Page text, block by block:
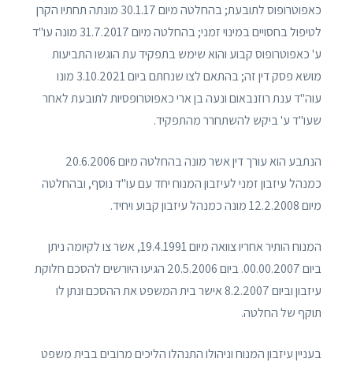
כאפוטרופוס לתובעת; בהחלטה מיום 30.1.17 מונתה תחתיו הקרן
לטיפול בחסויים במינוי זמני; בהחלטה מיום 31.7.2017 מונה עו"ד
ע' כאפוטרופוס קבוע והוא שימש בתפקיד עת הוגשו התביעות
מושא פסק דין זה; בהתאם לצו שנחתם ביום 3.10.2021 מונו
עוה"ד ענת רוזנבאום ונעה בן ארי כאפוטרופסיות לתובעת לאחר
שעו"ד ע' ביקש להשתחרר מהתפקיד.
הנתבע הוא עורך דין אשר מונה בהחלטה מיום 20.6.2006
כמנהל עיזבון זמני לעיזבון המנוח יחד עם עו"ד נוסף, ובהחלטה
מיום 12.2.2008 מונה כמנהל עיזבון קבוע ויחיד.
המנוח הותיר אחריו צוואה מיום 19.4.1991, אשר צו לקיומה ניתן
ביום 00.00.2007. ביום 20.5.2006 הגיעו היורשים להסכם חלוקת
עיזבון וביום 8.2.2007 אישר בית המשפט את ההסכם ונתן לו
תוקף של החלטה.
בעניין עיזבון המנוח וניהולו התנהלו הליכים מרובים בבית משפט